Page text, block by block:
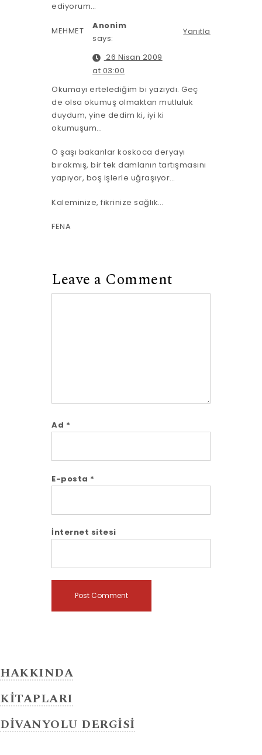
ediyorum…
MEHMET Yanıtla
Anonim
says:
26 Nisan 2009
at 03:00
Okumayı ertelediğim bi yazıydı. Geç
de olsa okumuş olmaktan mutluluk
duydum, yine dedim ki, iyi ki
okumuşum…
O şaşı bakanlar koskoca deryayı
bırakmış, bir tek damlanın tartışmasını
yapıyor, boş işlerle uğraşıyor…
Kaleminize, fikrinize sağlık…
FENA
Leave a Comment
Ad *
E-posta *
İnternet sitesi
HAKKINDA
KİTAPLARI
DİVANYOLU DERGİSİ